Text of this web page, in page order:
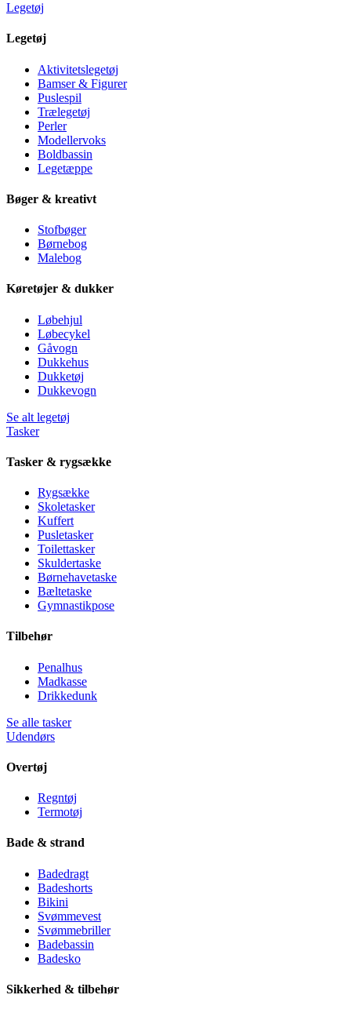
Legetøj
Legetøj
Aktivitetslegetøj
Bamser & Figurer
Puslespil
Trælegetøj
Perler
Modellervoks
Boldbassin
Legetæppe
Bøger & kreativt
Stofbøger
Børnebog
Malebog
Køretøjer & dukker
Løbehjul
Løbecykel
Gåvogn
Dukkehus
Dukketøj
Dukkevogn
Se alt legetøj
Tasker
Tasker & rygsække
Rygsække
Skoletasker
Kuffert
Pusletasker
Toilettasker
Skuldertaske
Børnehavetaske
Bæltetaske
Gymnastikpose
Tilbehør
Penalhus
Madkasse
Drikkedunk
Se alle tasker
Udendørs
Overtøj
Regntøj
Termotøj
Bade & strand
Badedragt
Badeshorts
Bikini
Svømmevest
Svømmebriller
Badebassin
Badesko
Sikkerhed & tilbehør